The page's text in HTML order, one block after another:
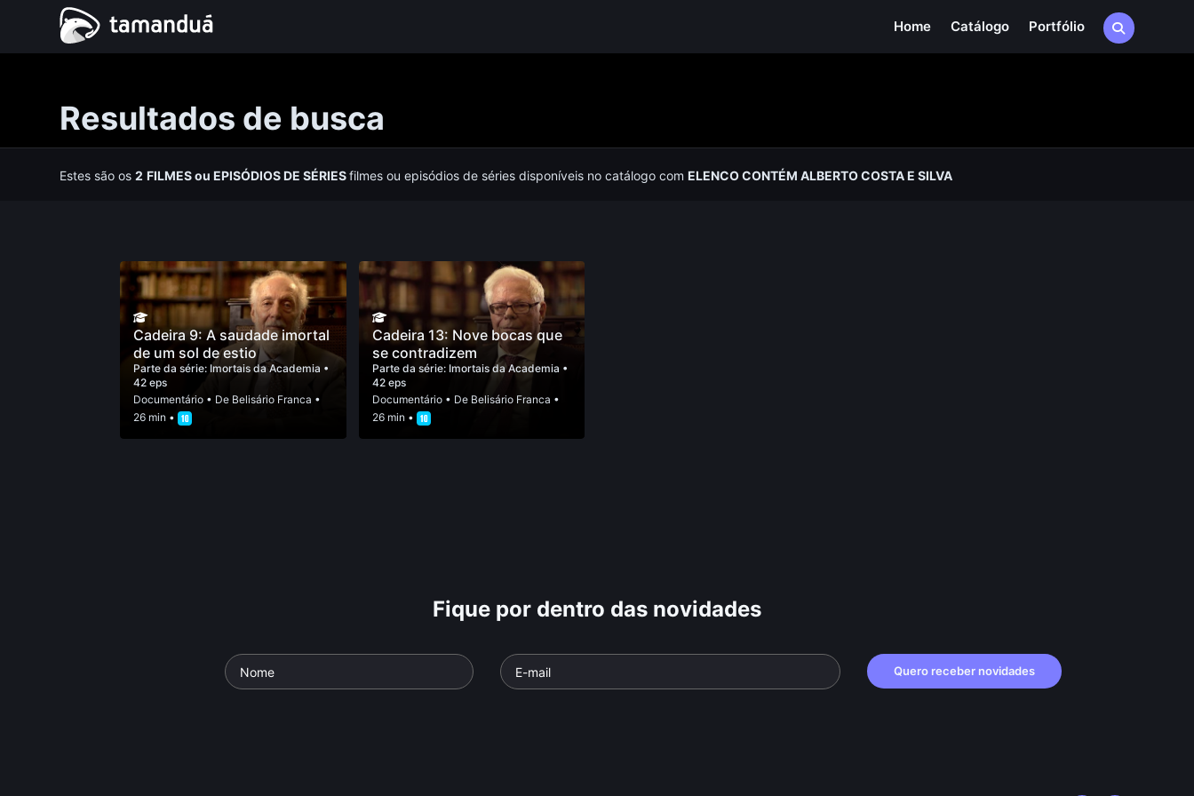
Home Catálogo Portfólio
Resultados de busca
Estes são os2 FILMESou EPISÓDIOS DE SÉRIESfilmes ou episódios de séries disponíveis no catálogo comELENCO CONTÉM ALBERTO COSTA E SILVA
Cadeira 9: A saudade imortal
de um sol de estio
Parte da série: Imortais da Academia •
42 eps
Documentário• De Belisário Franca •
26 min •
Cadeira 13: Nove bocas que
se contradizem
Parte da série: Imortais da Academia •
42 eps
Documentário• De Belisário Franca •
26 min •
Fique por dentro das novidades
Quero receber novidades